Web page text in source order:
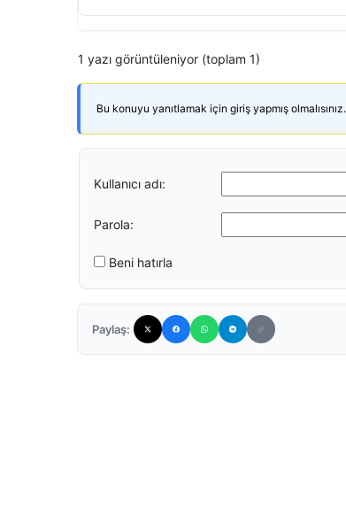
1 yazı görüntüleniyor (toplam 1)
Bu konuyu yanıtlamak için giriş yapmış olmalısınız.
Kullanıcı adı:
Parola:
Beni hatırla
Paylaş: